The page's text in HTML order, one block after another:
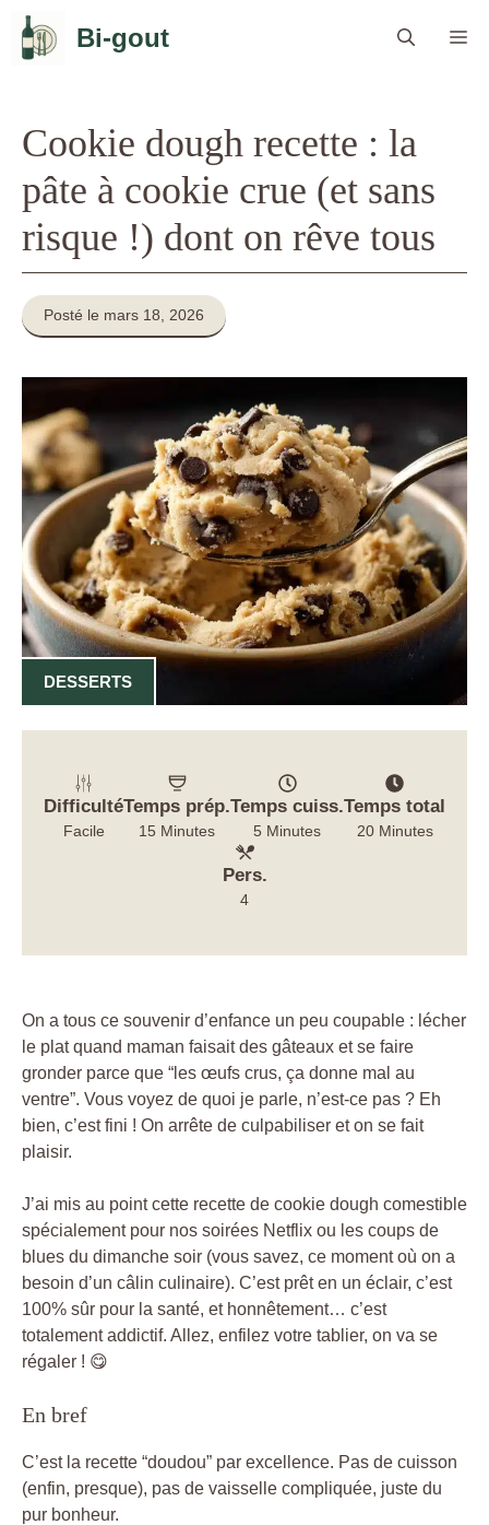
Aller
contenu
Bi-gout
Cookie dough recette : la
pâte à cookie crue (et sans
risque !) dont on rêve tous
Posté le mars 18, 2026
DESSERTS
Difficulté
Facile
Temps prép.
15 Minutes
Temps cuiss.
5 Minutes
Temps total
20 Minutes
Pers.
4
On a tous ce souvenir d’enfance un peu coupable : lécher
le plat quand maman faisait des gâteaux et se faire
gronder parce que “les œufs crus, ça donne mal au
ventre”. Vous voyez de quoi je parle, n’est-ce pas ? Eh
bien, c’est fini ! On arrête de culpabiliser et on se fait
plaisir.
J’ai mis au point cette recette de cookie dough comestible
spécialement pour nos soirées Netflix ou les coups de
blues du dimanche soir (vous savez, ce moment où on a
besoin d’un câlin culinaire). C’est prêt en un éclair, c’est
100% sûr pour la santé, et honnêtement… c’est
totalement addictif. Allez, enfilez votre tablier, on va se
régaler ! 😋
En bref
C’est la recette “doudou” par excellence. Pas de cuisson
(enfin, presque), pas de vaisselle compliquée, juste du
pur bonheur.